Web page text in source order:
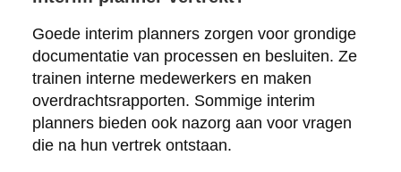
Goede interim planners zorgen voor grondige
documentatie van processen en besluiten. Ze
trainen interne medewerkers en maken
overdrachtsrapporten. Sommige interim
planners bieden ook nazorg aan voor vragen
die na hun vertrek ontstaan.